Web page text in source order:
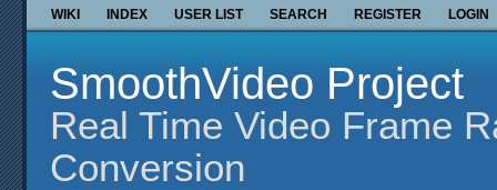
WIKI INDEX USER LIST SEARCH REGISTER LOGIN
SmoothVideo Project
Real Time Video Frame
Conversion